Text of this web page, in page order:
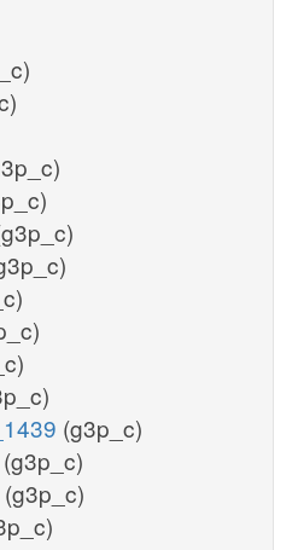
(g3p_c)
(g3p_c)
(g3p_c)